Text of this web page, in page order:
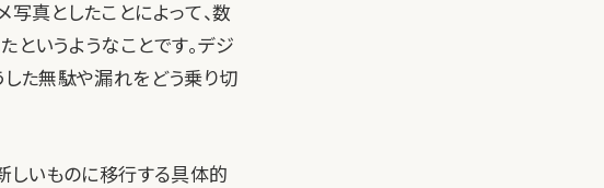
真としたことによって、数
というようなことです。デジ
した無駄や漏れをどう乗り切
しいものに移行する具体的